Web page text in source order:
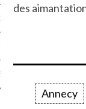
PODCAST
des
Annecy